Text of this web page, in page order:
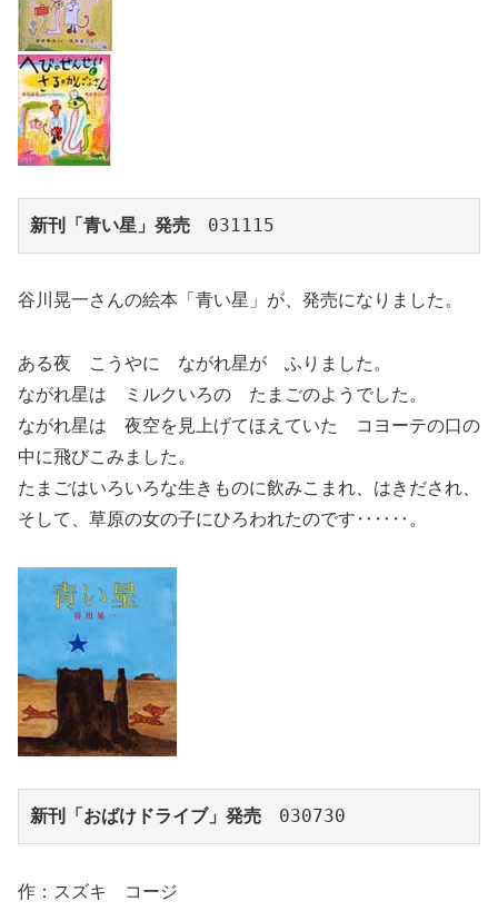
新刊「青い星」発売 031115
谷川晃一さんの絵本「青い星」が、発売になりました。
ある夜 こうやに ながれ星が ふりました。
ながれ星は ミルクいろの たまごのようでした。
ながれ星は 夜空を見上げてほえていた コヨーテの口の
中に飛びこみました。
たまごはいろいろな生きものに飲みこまれ、はきだされ、
そして、草原の女の子にひろわれたのです‥‥‥。
新刊「おばけドライブ」発売 030730
作：スズキ コージ